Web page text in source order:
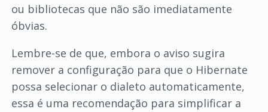
ou bibliotecas que não são imediatamente
óbvias.
Lembre-se de que, embora o aviso sugira
remover a configuração para que o Hibernate
possa selecionar o dialeto automaticamente,
essa é uma recomendação para simplificar a